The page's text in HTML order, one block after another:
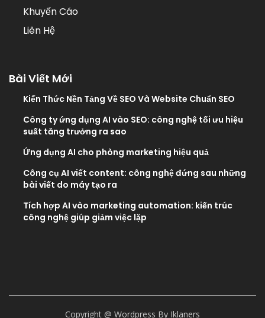
Khuyến Cáo
Liên Hệ
Bài Viết Mới
Kiến Thức Nền Tảng Về SEO Và Website Chuẩn SEO
Công ty ứng dụng AI vào SEO: công nghệ tối ưu hiệu
suất tăng trưởng ra sao
Ứng dụng AI cho phòng marketing hiệu quả
Công cụ AI viết content: công nghệ đứng sau những
bài viết do máy tạo ra
Tích hợp AI vào marketing automation: kiến trúc
công nghệ giúp giảm việc lặp
Copyright @ Wordpress By Iklaners